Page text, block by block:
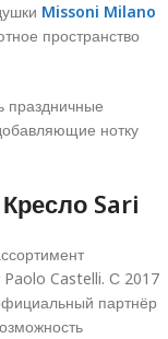
Missoni Milano
пространство
праздничные
нотку
Sari
Paolo Castelli. С 2017
партнёр